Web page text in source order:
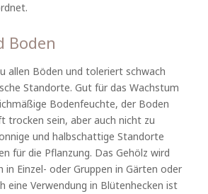
Boden
allen Böden und toleriert schwach
Standorte. Gut für das Wachstum
Bodenfeuchte, der Boden
trocken sein, aber auch nicht zu
und halbschattige Standorte
für die Pflanzung. Das Gehölz wird
in Einzel- oder Gruppen in Gärten oder
eine Verwendung in Blütenhecken ist